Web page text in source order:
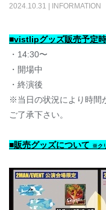
2024.10.31 INFORMATION
■vistlipグッズ販売予定
・14:30〜
・開場中
・終演後
※当日の状況により時間
ご了承下さい。
■販売グッズについて ※ク